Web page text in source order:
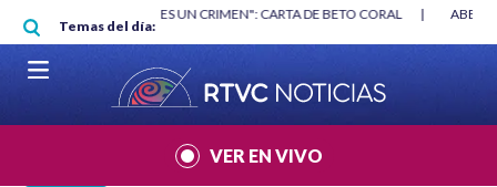
Pasar al contenido principal
Temas del día:
"HABLAR NO ES UN CRIMEN": CARTA DE BETO CORAL
VER EN VIVO